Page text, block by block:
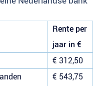
Rente per
jaar in €
€ 312,50
€ 543,75